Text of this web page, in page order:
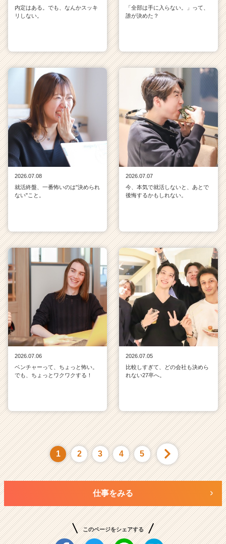
内定はある。でも、なんかスッキ
リしない。
「全部は手に入らない。」って、
誰が決めた？
2026.07.08
就活終盤、一番怖いのは"決められ
ない"こと。
2026.07.07
今、本気で就活しないと、あとで
後悔するかもしれない。
2026.07.06
ベンチャーって、ちょっと怖い。
でも、ちょっとワクワクする！
2026.07.05
比較しすぎて、どの会社も決めら
れない27卒へ。
1 2 3 4 5
仕事をみる
このページをシェアする